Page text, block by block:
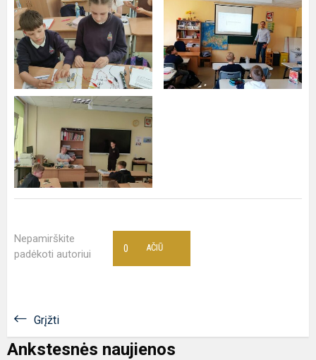
Nepamirškite
padėkoti autoriui
AČIŪ
0
Grįžti
Ankstesnės naujienos